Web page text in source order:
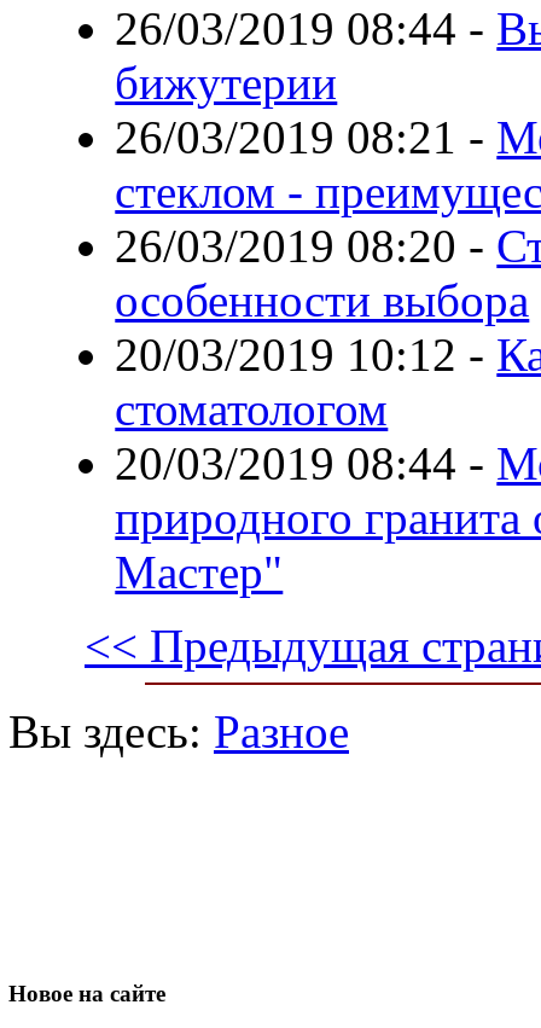
26/03/2019 08:44 -
бижутерии
26/03/2019 08:21 -
стеклом -
26/03/2019 08:20 -
особенности выбора
20/03/2019 10:12 -
стоматологом
20/03/2019 08:44 -
природного
Мастер"
<< Предыдущая
Вы здесь: Разное
Новое на сайте